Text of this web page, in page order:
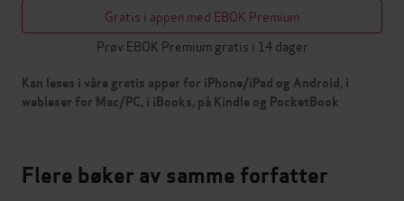
Gratis i appen med EBOK Premium
Prøv EBOK Premium gratis i 14 dager
Kan leses i våre gratis apper for iPhone/iPad og Android, i
webleser for Mac/PC, i iBooks, på Kindle og PocketBook
Flere bøker av samme forfatter